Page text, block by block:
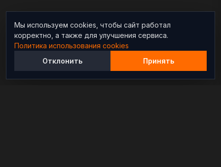
Мы используем cookies, чтобы сайт работал
корректно, а также для улучшения сервиса.
Политика использования cookies
Отклонить
Принять